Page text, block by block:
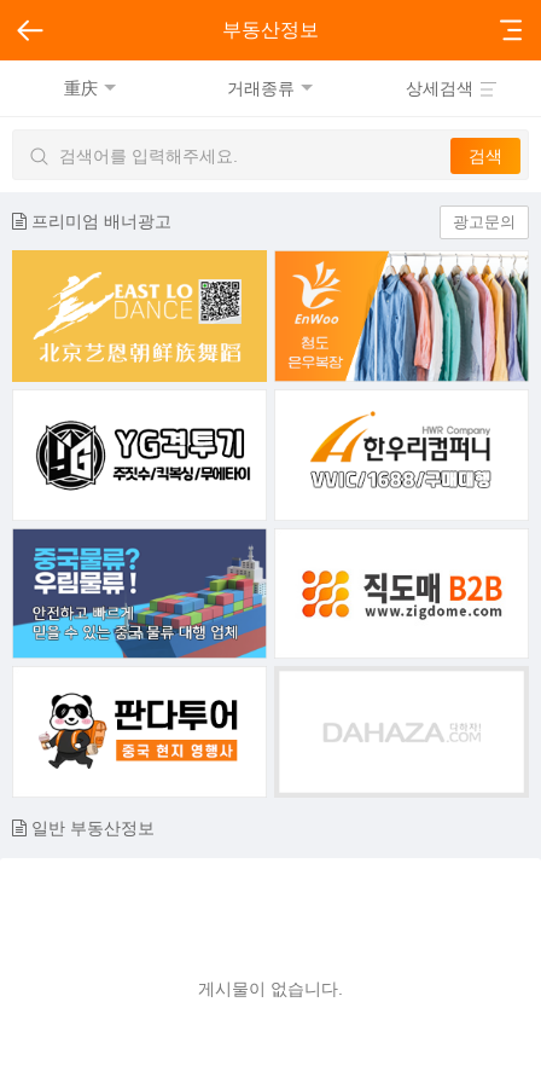
부동산정보
重庆 거래종류 상세검색
프리미엄 배너광고 광고문의
일반 부동산정보
게시물이 없습니다.